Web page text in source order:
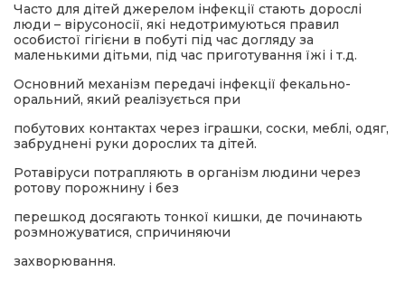
Часто для дітей джерелом інфекції стають дорослі
люди – вірусоносії, які недотримуються правил
особистої гігієни в побуті під час догляду за
маленькими дітьми, під час приготування їжі і т.д.
Основний механізм передачі інфекції фекально-
оральний, який реалізується при
побутових контактах через іграшки, соски, меблі, одяг,
забруднені руки дорослих та дітей.
Ротавіруси потрапляють в організм людини через
ротову порожнину і без
перешкод досягають тонкої кишки, де починають
розмножуватися, спричиняючи
захворювання.